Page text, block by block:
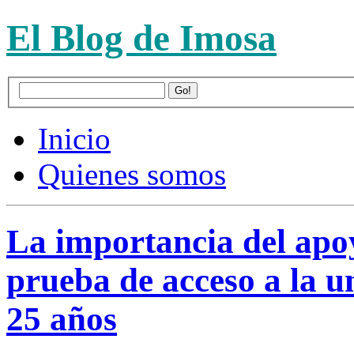
El Blog de Imosa
Inicio
Quienes somos
La importancia del
prueba de acceso a la
25 años